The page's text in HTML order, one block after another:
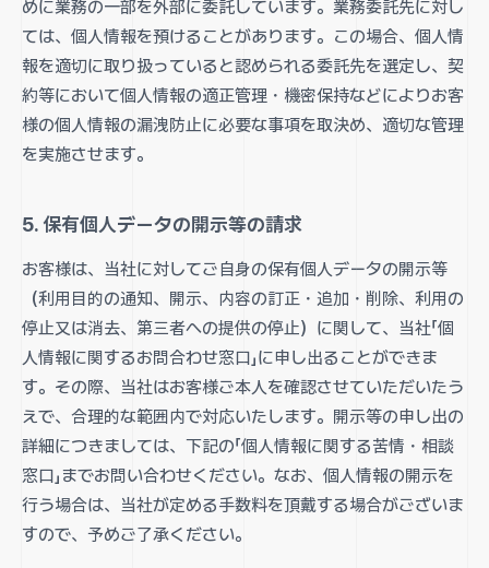
めに業務の一部を外部に委託しています。業務委託先に対し
ては、個人情報を預けることがあります。この場合、個人情
報を適切に取り扱っていると認められる委託先を選定し、契
約等において個人情報の適正管理・機密保持などによりお客
様の個人情報の漏洩防止に必要な事項を取決め、適切な管理
を実施させます。
5. 保有個人データの開示等の請求
お客様は、当社に対してご自身の保有個人データの開示等
（利用目的の通知、開示、内容の訂正・追加・削除、利用の
停止又は消去、第三者への提供の停止）に関して、当社「個
人情報に関するお問合わせ窓口」に申し出ることができま
す。その際、当社はお客様ご本人を確認させていただいたう
えで、合理的な範囲内で対応いたします。開示等の申し出の
詳細につきましては、下記の「個人情報に関する苦情・相談
窓口」までお問い合わせください。なお、個人情報の開示を
行う場合は、当社が定める手数料を頂戴する場合がございま
すので、予めご了承ください。